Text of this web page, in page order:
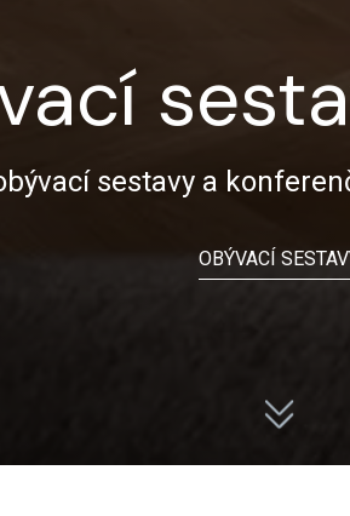
sestavy a
OBÝVACÍ